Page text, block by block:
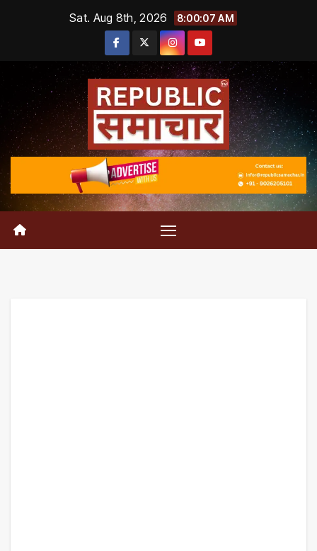
Sat. Aug 8th, 2026 8:00:08 AM